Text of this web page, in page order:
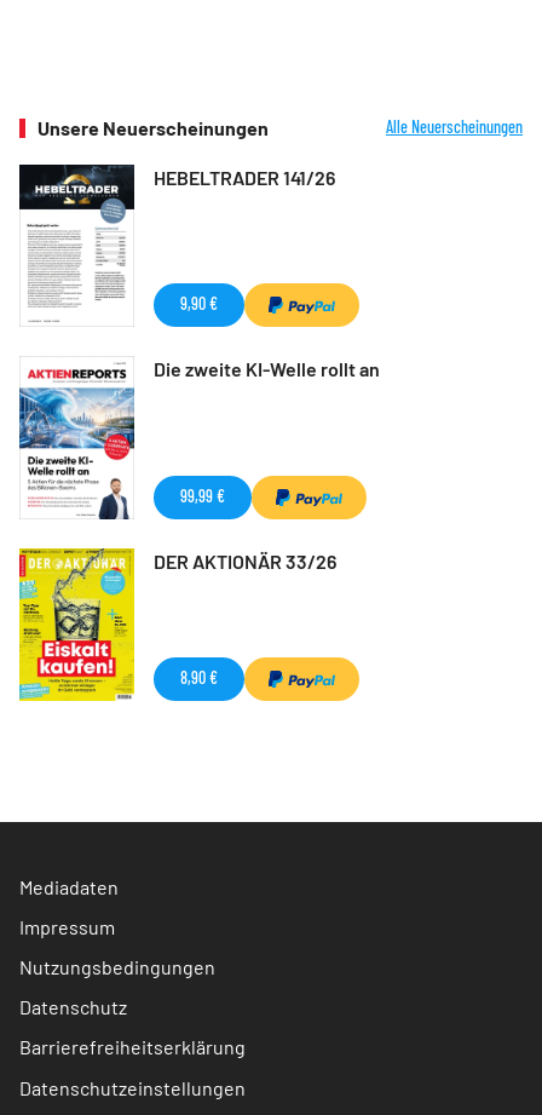
Unsere Neuerscheinungen Alle Neuerscheinungen
HEBELTRADER 141/26
9,90 €
Die zweite KI-Welle rollt an
99,99 €
DER AKTIONÄR 33/26
8,90 €
Mediadaten
Impressum
Nutzungsbedingungen
Datenschutz
Barrierefreiheitserklärung
Datenschutzeinstellungen